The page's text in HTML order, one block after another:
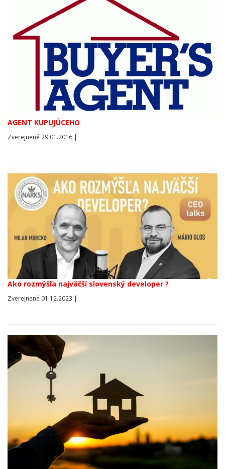
AGENT KUPUJÚCEHO
Zverejnené 29.01.2016 |
Ako rozmýšľa najväčší slovenský developer ?
Zverejnené 01.12.2023 |